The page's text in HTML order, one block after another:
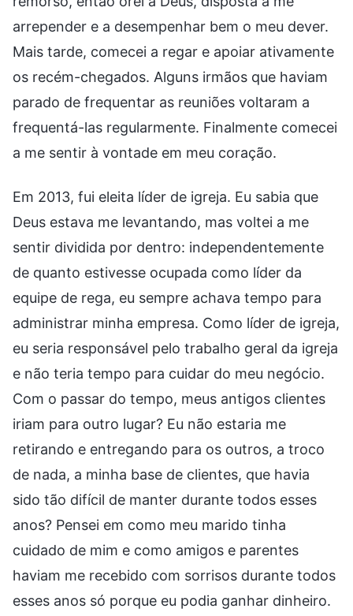
arrepender e a desempenhar bem o meu dever.
Mais tarde, comecei a regar e apoiar ativamente
os recém-chegados. Alguns irmãos que haviam
parado de frequentar as reuniões voltaram a
frequentá-las regularmente. Finalmente comecei
a me sentir à vontade em meu coração.
Em 2013, fui eleita líder de igreja. Eu sabia que
Deus estava me levantando, mas voltei a me
sentir dividida por dentro: independentemente
de quanto estivesse ocupada como líder da
equipe de rega, eu sempre achava tempo para
administrar minha empresa. Como líder de igreja,
eu seria responsável pelo trabalho geral da igreja
e não teria tempo para cuidar do meu negócio.
Com o passar do tempo, meus antigos clientes
iriam para outro lugar? Eu não estaria me
retirando e entregando para os outros, a troco
de nada, a minha base de clientes, que havia
sido tão difícil de manter durante todos esses
anos? Pensei em como meu marido tinha
cuidado de mim e como amigos e parentes
haviam me recebido com sorrisos durante todos
esses anos só porque eu podia ganhar dinheiro.